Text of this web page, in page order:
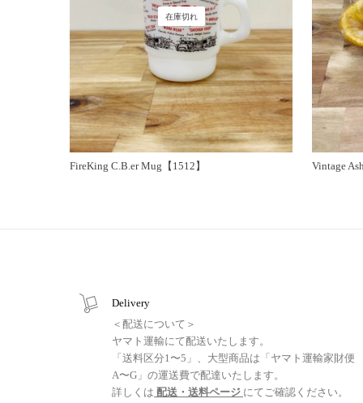
在庫切れ
FireKing C.B.er Mug【1512】 Vintage
Delivery
＜配送について＞
ヤマト運輸にて配送いたします。
「送料区分1〜5」、大型商品は「ヤマト運輸家財便
A〜G」の運送費で配達いたします。
詳しくは 配送・送料ページ にてご確認ください。